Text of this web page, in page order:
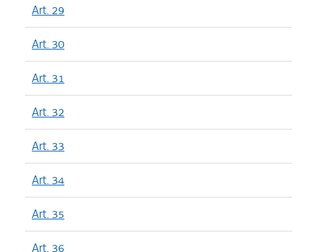
Art. 29
Art. 30
Art. 31
Art. 32
Art. 33
Art. 34
Art. 35
Art. 36